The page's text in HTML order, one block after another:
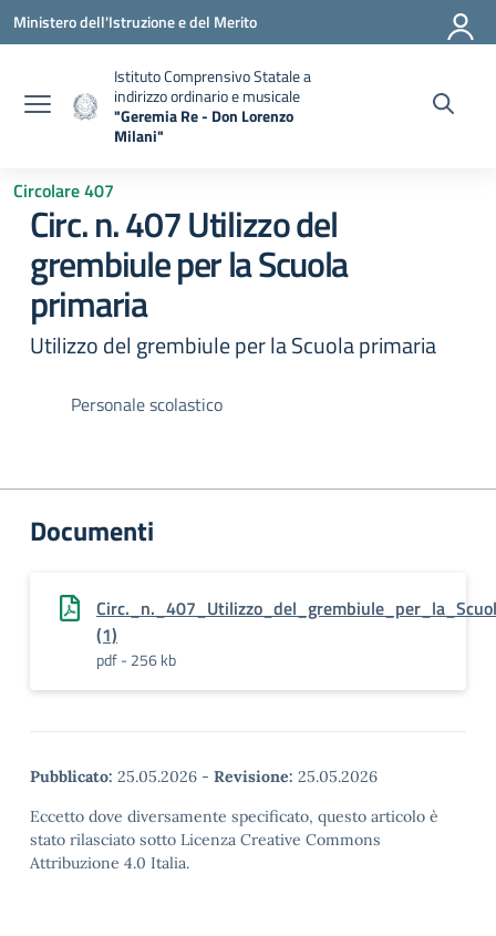
Vai ai contenuti
Vai al menu di navigazione
Vai al footer
Ministero dell'Istruzione e del Merito
Istituto Comprensivo Statale a
indirizzo ordinario e musicale
"Geremia Re - Don Lorenzo
Milani"
Circolare 407
Circ. n. 407 Utilizzo del
grembiule per la Scuola
primaria
Utilizzo del grembiule per la Scuola primaria
Personale scolastico
Documenti
(1)
pdf - 256 kb
Pubblicato: 25.05.2026 - Revisione: 25.05.2026
Eccetto dove diversamente specificato, questo articolo è
stato rilasciato sotto Licenza Creative Commons
Attribuzione 4.0 Italia.